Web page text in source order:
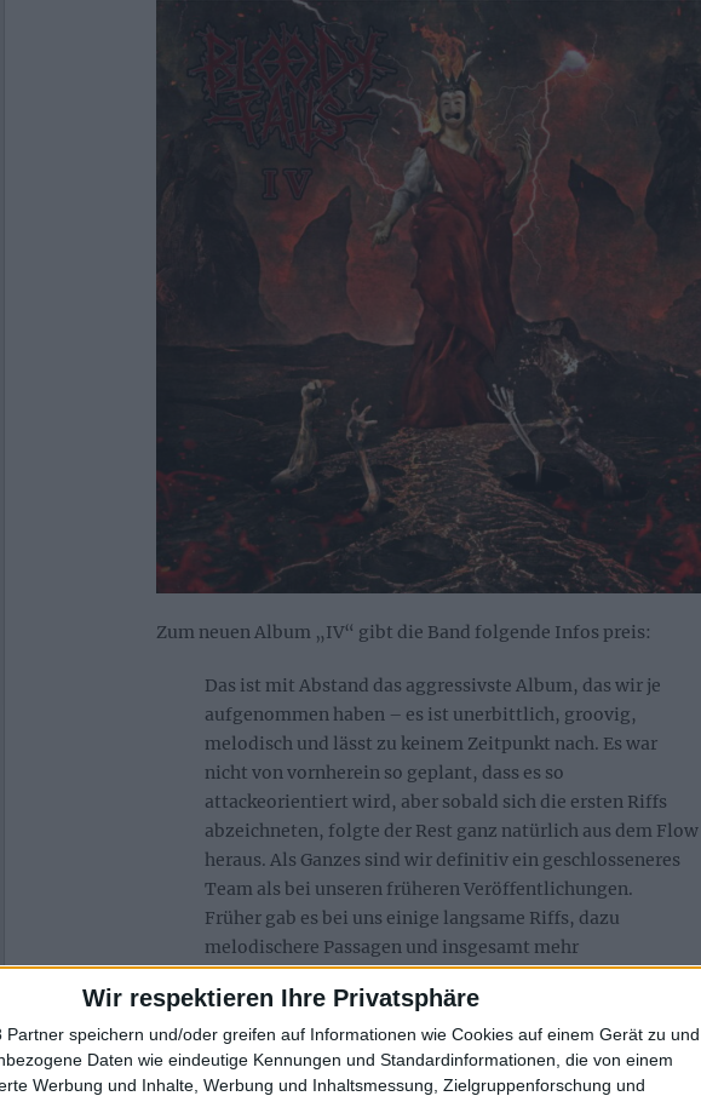
Wir respektieren Ihre Privatsphäre
Partner speichern und/oder greifen auf Informationen wie Cookies auf einem Gerät zu und
Daten wie eindeutige Kennungen und Standardinformationen, die von einem
Werbung und Inhalte, Werbung und Inhaltsmessung, Zielgruppenforschung und
Zum neuen Album „IV“ gibt die Band folgende Infos preis:
Das ist mit Abstand das aggressivste Album, das wir je
aufgenommen haben – es ist unerbittlich, groovig,
melodisch und lässt zu keinem Zeitpunkt nach. Es war
nicht von vornherein so geplant, dass es so
attackeorientiert wird, aber sobald sich die ersten Riffs
abzeichneten, folgte der Rest ganz natürlich aus dem Flow
heraus. Als Ganzes sind wir definitiv ein geschlosseneres
Team als bei unseren früheren Veröffentlichungen.
Früher gab es bei uns einige langsame Riffs, dazu
melodischere Passagen und insgesamt mehr
Experimentierfreudigkeit. Diesmal gibt es das alles wieder
(abgesehen von den langsamen Songs), aber musikalisch
viel besser umgesetzt und insgesamt fokussierter. „IV“ ist
ganz klar unser bestes Album insgesamt.